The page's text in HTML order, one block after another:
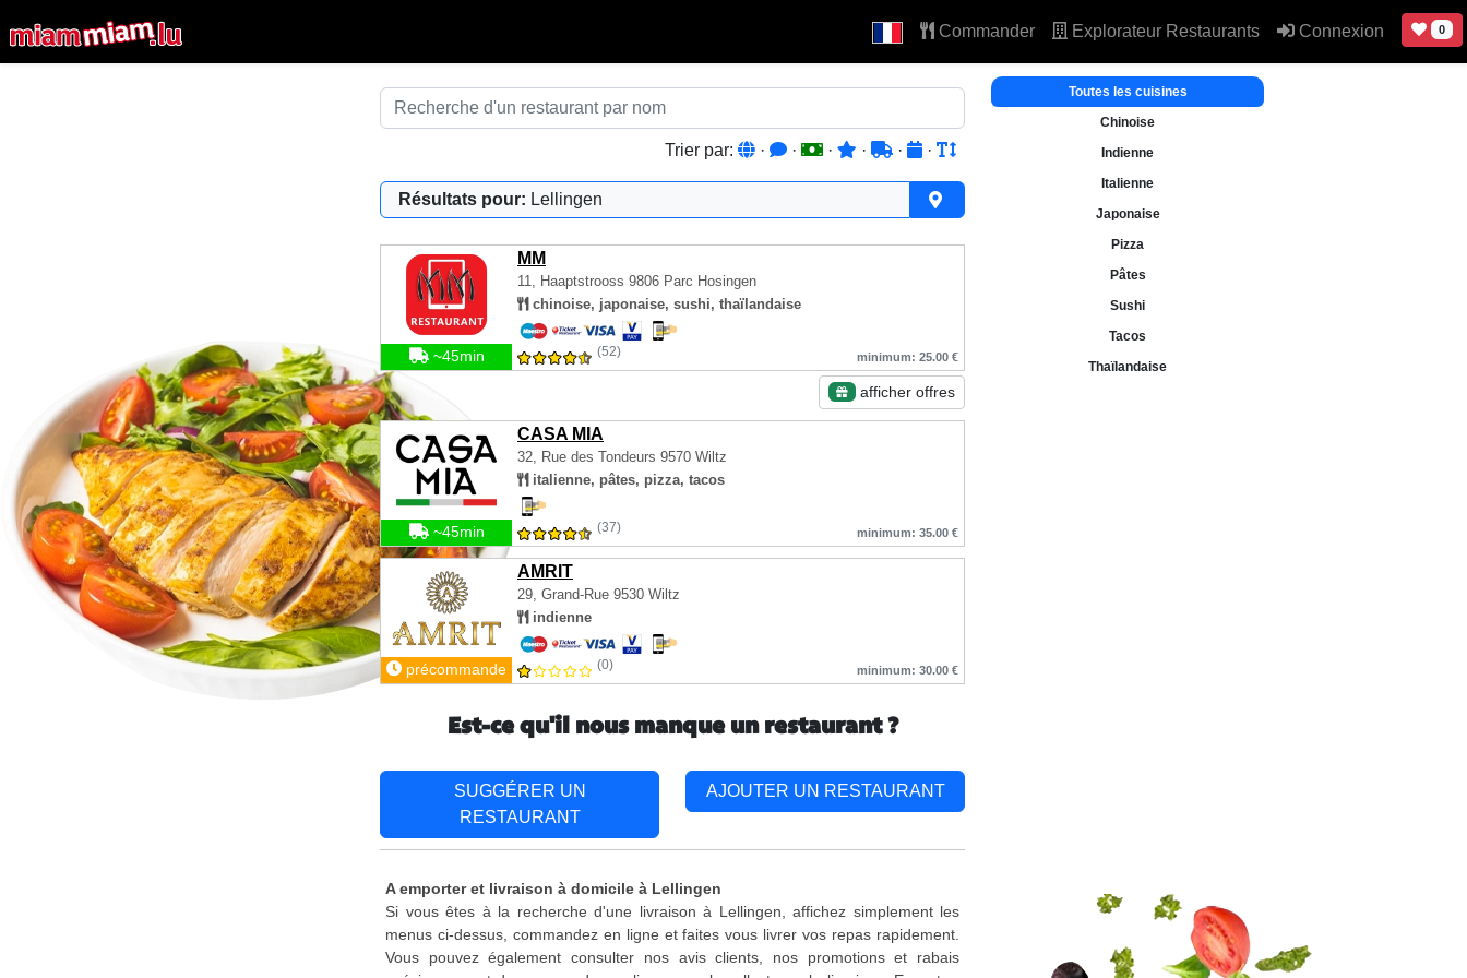
Commander Explorateur Restaurants Connexion 0
Trier par: · · · · · ·
Résultats pour: Lellingen
MM
11, Haaptstrooss 9806 Parc Hosingen
chinoise, japonaise, sushi, thaïlandaise
~45min (52) minimum: 25.00 €
afficher offres
CASA MIA
32, Rue des Tondeurs 9570 Wiltz
italienne, pâtes, pizza, tacos
~45min (37) minimum: 35.00 €
AMRIT
29, Grand-Rue 9530 Wiltz
indienne
précommande (0) minimum: 30.00 €
Toutes les cuisines
Chinoise
Indienne
Italienne
Japonaise
Pizza
Pâtes
Sushi
Tacos
Thaïlandaise
Est-ce qu'il nous manque un restaurant ?
SUGGÉRER UN
RESTAURANT
AJOUTER UN RESTAURANT
A emporter et livraison à domicile à Lellingen
Si vous êtes à la recherche d'une livraison à Lellingen, affichez simplement les
menus ci-dessus, commandez en ligne et faites vous livrer vos repas rapidement.
Vous pouvez également consulter nos avis clients, nos promotions et rabais